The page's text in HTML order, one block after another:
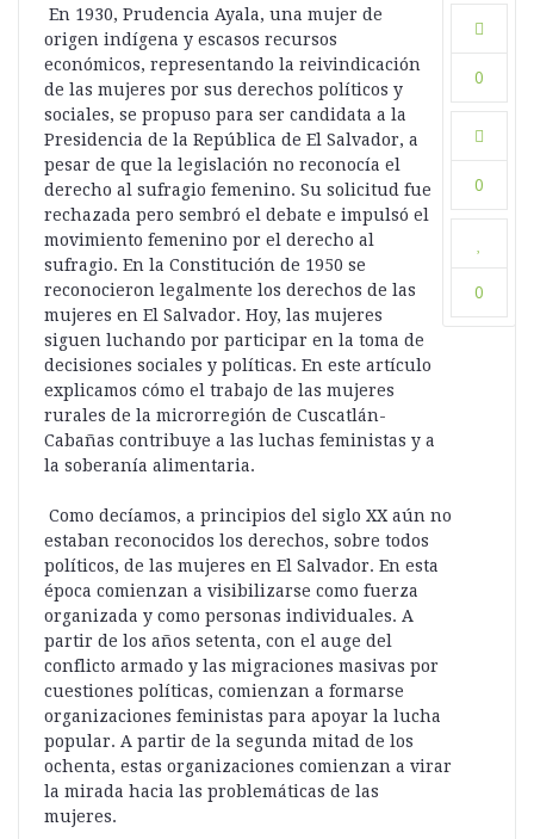
0
0
0
En 1930, Prudencia Ayala, una mujer de
origen indígena y escasos recursos
económicos, representando la reivindicación
de las mujeres por sus derechos políticos y
sociales, se propuso para ser candidata a la
Presidencia de la República de El Salvador, a
pesar de que la legislación no reconocía el
derecho al sufragio femenino. Su solicitud fue
rechazada pero sembró el debate e impulsó el
movimiento femenino por el derecho al
sufragio. En la Constitución de 1950 se
reconocieron legalmente los derechos de las
mujeres en El Salvador. Hoy, las mujeres
siguen luchando por participar en la toma de
decisiones sociales y políticas. En este artículo
explicamos cómo el trabajo de las mujeres
rurales de la microrregión de Cuscatlán-
Cabañas contribuye a las luchas feministas y a
la soberanía alimentaria.
Como decíamos, a principios del siglo XX aún no
estaban reconocidos los derechos, sobre todos
políticos, de las mujeres en El Salvador. En esta
época comienzan a visibilizarse como fuerza
organizada y como personas individuales. A
partir de los años setenta, con el auge del
conflicto armado y las migraciones masivas por
cuestiones políticas, comienzan a formarse
organizaciones feministas para apoyar la lucha
popular. A partir de la segunda mitad de los
ochenta, estas organizaciones comienzan a virar
la mirada hacia las problemáticas de las
mujeres.